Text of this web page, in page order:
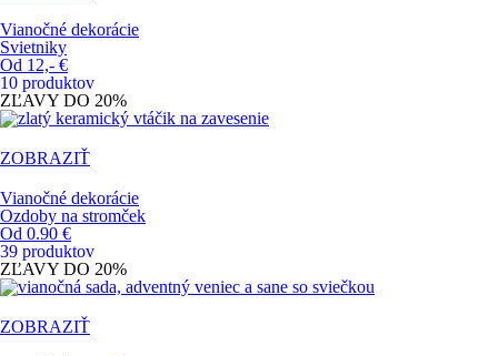
Vianočné dekorácie
Svietniky
Od 12,- €
10 produktov
ZĽAVY DO 20%
ZOBRAZIŤ
Vianočné dekorácie
Ozdoby na stromček
Od 0.90 €
39 produktov
ZĽAVY DO 20%
ZOBRAZIŤ